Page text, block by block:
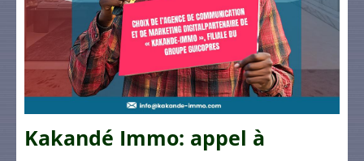
Kakandé Immo: appel à